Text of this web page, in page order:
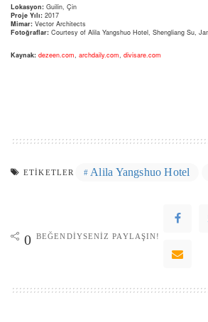
Lokasyon: Guilin, Çin
Proje Yılı: 2017
Mimar: Vector Architects
Fotoğraflar: Courtesy of Alila Yangshuo Hotel, Shengliang Su,
Kaynak: dezeen.com, archdaily.com, divisare.com
ETIKETLER Alila Yangshuo Hotel
0 BEĞENDIYSENIZ PAYLAŞIN!